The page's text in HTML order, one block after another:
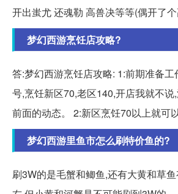
开出蚩尤 还魂勒 高兽决等等(偶开了个
梦幻西游烹饪店攻略?
答:梦幻西游烹饪店攻略: 1:前期准备
号,烹饪新区70,老区140,开店我就不
前面的动态。 2:新区烹饪70以上就可以
梦幻西游里鱼市怎么刷特价鱼的?
刷3W的是毛蟹和鲫鱼,还有大黄和草